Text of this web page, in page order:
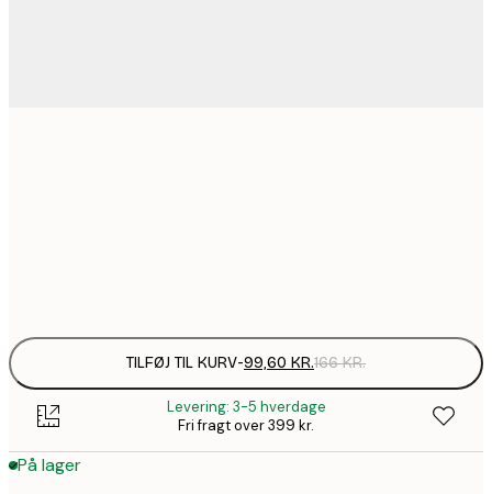
TILFØJ TIL KURV-99,60 KR.166 KR.
Levering: 3-5 hverdage
Fri fragt over 399 kr.
På lager